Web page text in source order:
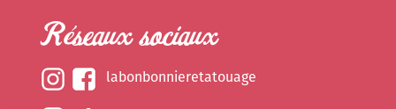
Réseaux sociaux
labonbonnieretatouage